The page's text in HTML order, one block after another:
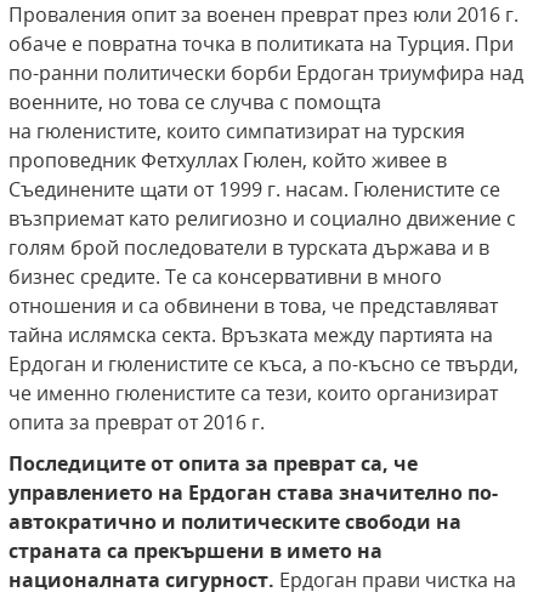
Проваления опит за военен преврат през юли 2016 г.
обаче е повратна точка в политиката на Турция. При
по-ранни политически борби Ердоган триумфира над
военните, но това се случва с помощта
на гюленистите, които симпатизират на турския
проповедник Фетхуллах Гюлен, който живее в
Съединените щати от 1999 г. насам. Гюленистите се
възприемат като религиозно и социално движение с
голям брой последователи в турската държава и в
бизнес средите. Те са консервативни в много
отношения и са обвинени в това, че представляват
тайна ислямска секта. Връзката между партията на
Ердоган и гюленистите се къса, а по-късно се твърди,
че именно гюленистите са тези, които организират
опита за преврат от 2016 г.
Последиците от опита за преврат са, че
управлението на Ердоган става значително по-
автократично и политическите свободи на
страната са прекършени в името на
националната сигурност. Ердоган прави чистка на